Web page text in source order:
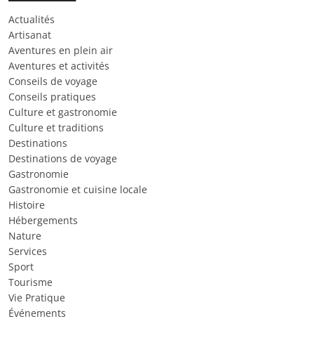
Actualités
Artisanat
Aventures en plein air
Aventures et activités
Conseils de voyage
Conseils pratiques
Culture et gastronomie
Culture et traditions
Destinations
Destinations de voyage
Gastronomie
Gastronomie et cuisine locale
Histoire
Hébergements
Nature
Services
Sport
Tourisme
Vie Pratique
Événements